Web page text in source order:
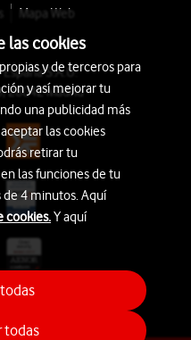
Mapa Web
S.A.U.
28042 Madrid
las cookies
y de terceros para
y así mejorar tu
una publicidad más
las cookies
retirar tu
las funciones de tu
4 minutos. Aquí
cookies.Y aquí
todas